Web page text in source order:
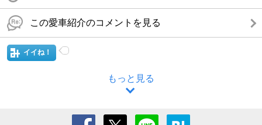
この愛車紹介のコメントを見る
イイね！
もっと見る